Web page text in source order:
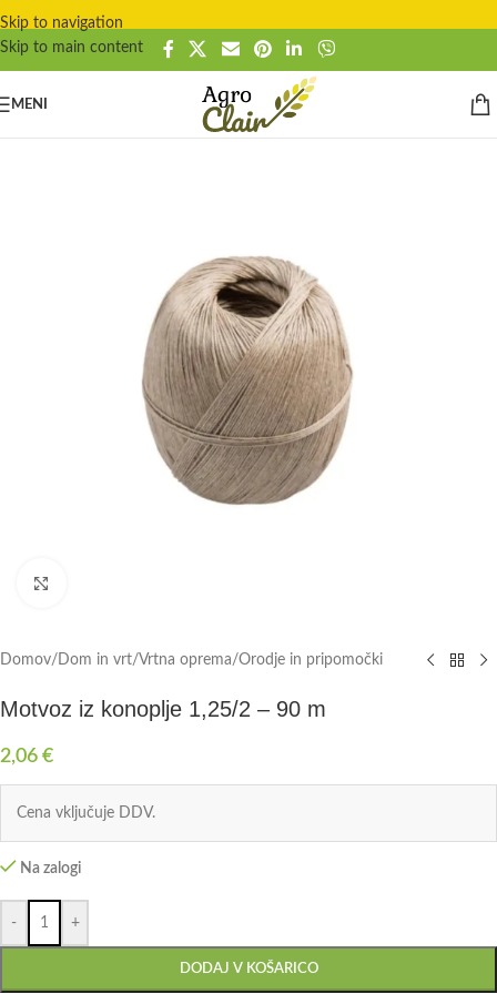
Skip to navigation
Skip to main content
MENI
Domov/ Dom in vrt/Vrtna oprema/Orodje in pripomočki
Motvoz iz konoplje 1,25/2 – 90 m
2,06 €
Cena vključuje DDV.
Na zalogi
- +
DODAJ V KOŠARICO